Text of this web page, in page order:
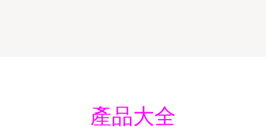
產品大全